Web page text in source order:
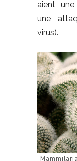
aient
une
virus).